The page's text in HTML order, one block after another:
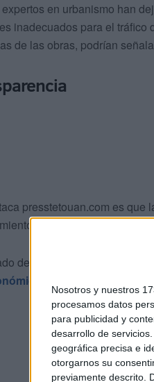
Nosotros y nuestros
procesamos datos
para publicidad y
desarrollo de servicios.
geográfica precisa e
otorgarnos su
previamente descrito.
en urbanismo han
inadecuados para el
de las obras, podrían
presstetouan.com es
generalizado de
de la ciudad se suma a
, lo que ha generado